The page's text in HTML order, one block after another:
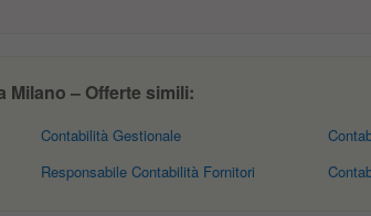
Milano – Offerte simili:
Contabilità Gestionale
Responsabile Contabilità Fornitori